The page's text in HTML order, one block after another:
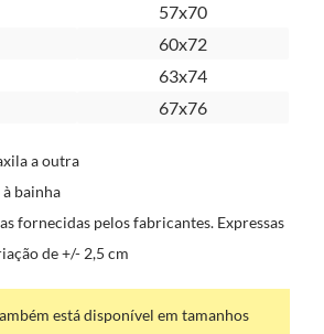
57x70
60x72
63x74
67x76
a outra
bainha
fornecidas pelos fabricantes. Expressas
de +/- 2,5 cm
está disponível em tamanhos